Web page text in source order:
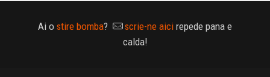
Ai o stire bomba? scrie-ne aici repede pana e
calda!